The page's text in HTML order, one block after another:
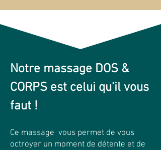
Notre massage DOS &
CORPS est celui qu’il vous
faut !
Ce massage vous permet de vous
octroyer un moment de détente et de